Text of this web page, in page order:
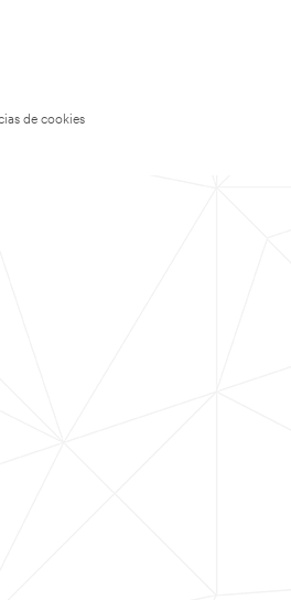
de cookies